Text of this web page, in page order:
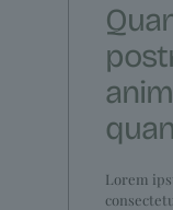
Lorem